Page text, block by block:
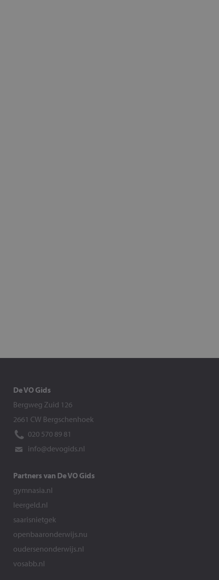
De VO Gids
Bergweg Zuid 126
2661 CW Bergschenhoek
020 570 89 81
info@devogids.nl
Partners van De VO Gids
gymnasia.nl
leergeld.nl
saarisnietgek
openbaaronderwijs.nu
oudersenonderwijs.nl
vosabb.nl